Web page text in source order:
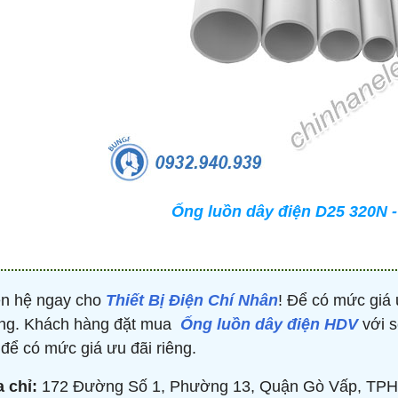
Ống luồn dây điện D25 320N
hệ ngay cho Thiết Bị Điện Chí Nhân! Để có mức giá
Khách hàng đặt mua Ống luồn dây điện HDV với
có mức giá ưu đãi riêng.
chỉ: 172 Đường Số 1, Phường 13, Quận Gò Vấp,